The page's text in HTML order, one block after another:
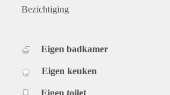
Bezichtiging
Eigen badkamer
Eigen keuken